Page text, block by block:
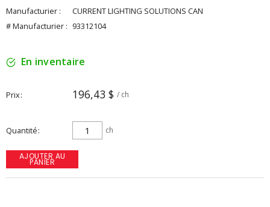
Manufacturier :
CURRENT LIGHTING SOLUTIONS CAN
# Manufacturier : 93312104
En inventaire
Prix 196,43 $ / ch
Quantité ch
AJOUTER AU
PANIER